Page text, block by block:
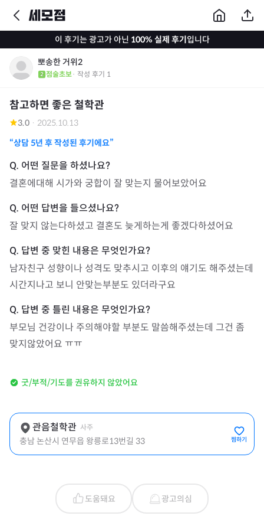
이 후기는 광고가 아닌 100% 실제 후기입니다
뽀송한 거위2
점술초보· 작성 후기 1
참고하면 좋은 철학관
3.0 · 2025.10.13
“상담 5년 후 작성된 후기에요”
결혼에대해 시가와 궁합이 잘 맞는지 물어보았어요
잘 맞지 않는다하셨고 결혼도 늦게하는게 좋겠다하셨어요
남자친구 성향이나 성격도 맞추시고 이후의 얘기도 해주셨는데
시간지나고 보니 안맞는부분도 있더라구요
부모님 건강이나 주의해야할 부분도 말씀해주셨는데 그건 좀
맞지않았어요 ㅠㅠ
굿/부적/기도를 권유하지 않았어요
관음철학관 사주
충남 논산시 연무읍 왕릉로13번길 33 찜하기
도움돼요 광고의심